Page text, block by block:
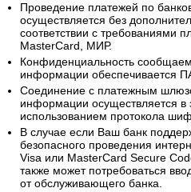
Проведение платежей по
осуществляется без
соответствии с требованиями
MasterCard, МИР.
Конфиденциальность
информации обеспечивается
Соединение с платежным
информации осуществляется
использованием протокола
В случае если Ваш банк
безопасного проведения
Visa или MasterCard Secure
также может потребоваться
от обслуживающего банка.